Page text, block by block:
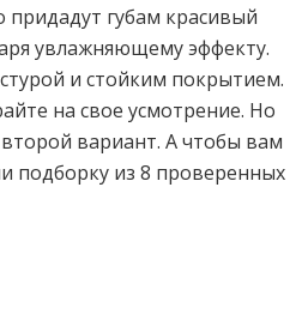
придадут губам красивый
увлажняющему эффекту.
и стойким покрытием.
на свое усмотрение. Но
вариант. А чтобы вам
подборку из 8 проверенных